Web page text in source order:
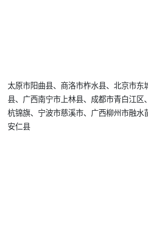
太原市阳曲县、商洛市柞水县、北京市东
县、广西南宁市上林县、成都市青白江区
杭锦旗、宁波市慈溪市、广西柳州市融水
安仁县